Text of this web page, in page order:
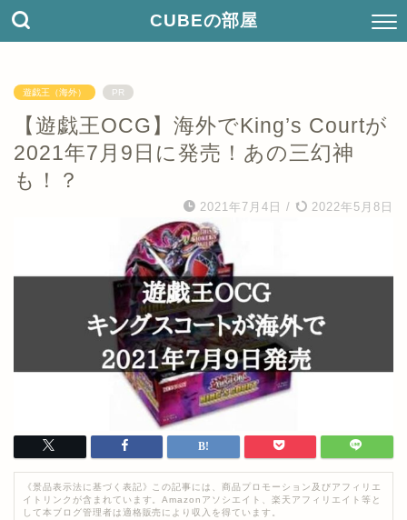
CUBEの部屋
遊戯王（海外） PR
【遊戯王OCG】海外でKing’s Courtが
2021年7月9日に発売！あの三幻神
も！？
2021年7月4日 / 2022年5月8日
《景品表示法に基づく表記》この記事には、商品プロモーション及びアフィリエ
イトリンクが含まれています。Amazonアソシエイト、楽天アフィリエイト等と
して本ブログ管理者は適格販売により収入を得ています。